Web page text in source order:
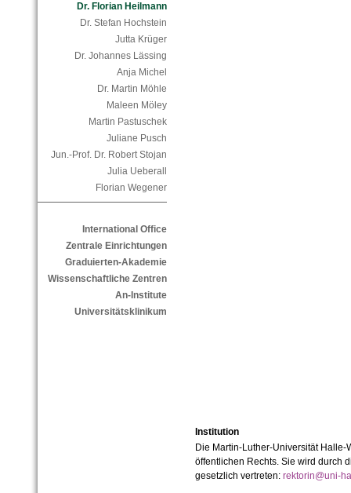
Dr. Florian Heilmann
Dr. Stefan Hochstein
Jutta Krüger
Dr. Johannes Lässing
Anja Michel
Dr. Martin Möhle
Maleen Möley
Martin Pastuschek
Juliane Pusch
Jun.-Prof. Dr. Robert Stojan
Julia Ueberall
Florian Wegener
International Office
Zentrale Einrichtungen
Graduierten-Akademie
Wissenschaftliche Zentren
An-Institute
Universitätsklinikum
Institution
Die Martin-Luther-Universität
öffentlichen Rechts. Sie wird durch
gesetzlich vertreten: rektorin@uni-